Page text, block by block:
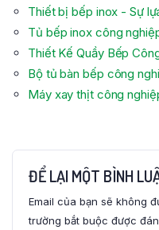
Thiết bị bếp inox - Sự
Tủ bếp inox công
Thiết Kế Quầy Bếp
Bộ tủ bàn bếp công
Máy xay thịt công
ĐỂ LẠI MỘT BÌNH
Email của bạn sẽ không
trường bắt buộc được